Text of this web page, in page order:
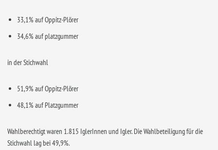
33,1% auf Oppitz-Plörer
34,6% auf platzgummer
in der Stichwahl
51,9% auf Oppitz-Plörer
48,1% auf Platzgummer
Wahlberechtigt waren 1.815 IglerInnen und Igler. Die Wahlbeteiligung für die
Stichwahl lag bei 49,9%.